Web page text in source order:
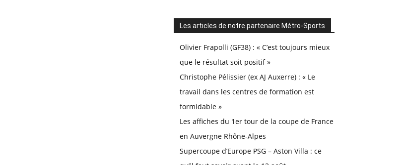
Les articles de notre partenaire Métro-Sports
Olivier Frapolli (GF38) : « C’est toujours mieux
que le résultat soit positif »
Christophe Pélissier (ex AJ Auxerre) : « Le
travail dans les centres de formation est
formidable »
Les affiches du 1er tour de la coupe de France
en Auvergne Rhône-Alpes
Supercoupe d’Europe PSG – Aston Villa : ce